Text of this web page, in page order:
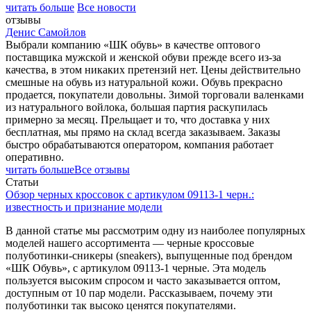
читать больше Все новости
отзывы
Денис Самойлов
Выбрали компанию «ШК обувь» в качестве оптового
поставщика мужской и женской обуви прежде всего из-за
качества, в этом никаких претензий нет. Цены действительно
смешные на обувь из натуральной кожи. Обувь прекрасно
продается, покупатели довольны. Зимой торговали валенками
из натурального войлока, большая партия раскупилась
примерно за месяц. Прельщает и то, что доставка у них
бесплатная, мы прямо на склад всегда заказываем. Заказы
быстро обрабатываются оператором, компания работает
оперативно.
читать большеВсе отзывы
Статьи
Обзор черных кроссовок с артикулом 09113-1 черн.:
известность и признание модели
В данной статье мы рассмотрим одну из наиболее популярных
моделей нашего ассортимента — черные кроссовые
полуботинки-сникеры (sneakers), выпущенные под брендом
«ШК Обувь», с артикулом 09113-1 черные. Эта модель
пользуется высоким спросом и часто заказывается оптом,
доступным от 10 пар модели. Рассказываем, почему эти
полуботинки так высоко ценятся покупателями.